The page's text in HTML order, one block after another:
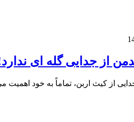
از جدایی گله ای
از کیث اربن، تماماً به خود اهمیت